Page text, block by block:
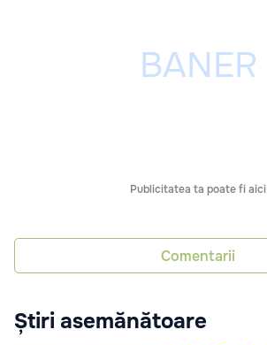
Publicitatea ta poate fi aici
Comentarii
Știri asemănătoare